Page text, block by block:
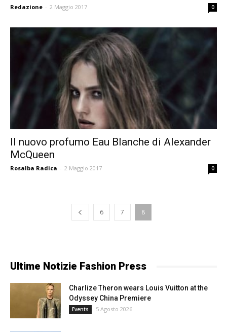
Redazione - 2 Maggio 2017 0
Il nuovo profumo Eau Blanche di Alexander
McQueen
Rosalba Radica - 2 Maggio 2017 0
6 7 8
Ultime Notizie Fashion Press
Charlize Theron wears Louis Vuitton at the
Odyssey China Premiere
Events 5 Agosto 2026